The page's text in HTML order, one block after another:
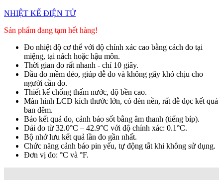
NHIỆT KẾ ĐIỆN TỬ
Sản phẩm đang tạm hết hàng!
Đo nhiệt độ cơ thể với độ chính xác cao bằng cách đo tại
miệng, tại nách hoặc hậu môn.
Thời gian đo rất nhanh - chỉ 10 giây.
Đầu đo mềm dẻo, giúp dễ đo và không gây khó chịu cho
người cần đo.
Thiết kế chống thấm nước, độ bền cao.
Màn hình LCD kích thước lớn, có đèn nền, rất dễ đọc kết quả
ban đêm.
Báo kết quả đo, cảnh báo sốt bằng âm thanh (tiếng bíp).
Dải đo từ 32.0°C – 42.9°C với độ chính xác: 0.1°C.
Bộ nhớ lưu kết quả lần đo gần nhất.
Chức năng cảnh báo pin yếu, tự động tắt khi không sử dụng.
Đơn vị đo: °C và °F.